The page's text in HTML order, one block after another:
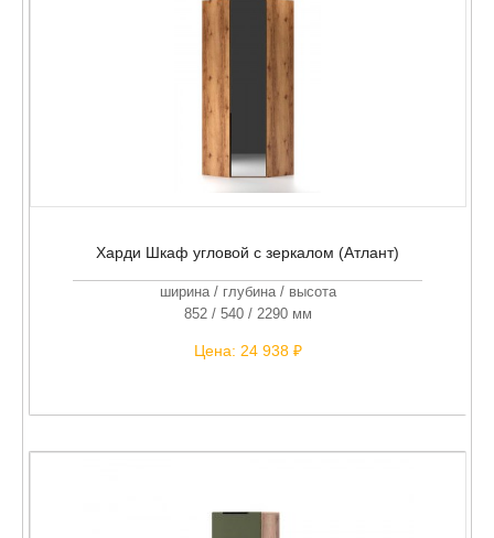
Харди Шкаф угловой с зеркалом (Атлант)
ширина / глубина / высота
852 / 540 / 2290 мм
Цена: 24 938 ₽